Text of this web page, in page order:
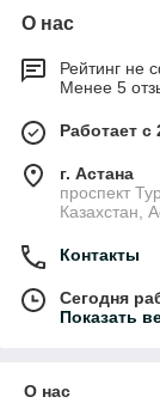
О нас
Рейтинг не
Менее 5
Работает с
г. Астана
проспект
Казахстан,
Контакты
Сегодня
Показать
О нас